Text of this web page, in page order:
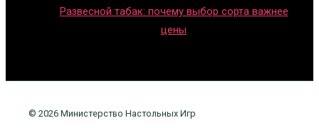
Развесной табак: почему выбор сорта важнее
цены
© 2026 Министерство Настольных Игр